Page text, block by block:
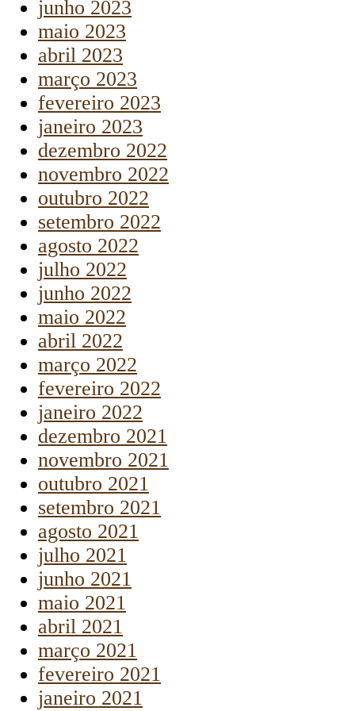
junho 2023
maio 2023
abril 2023
março 2023
fevereiro 2023
janeiro 2023
dezembro 2022
novembro 2022
outubro 2022
setembro 2022
agosto 2022
julho 2022
junho 2022
maio 2022
abril 2022
março 2022
fevereiro 2022
janeiro 2022
dezembro 2021
novembro 2021
outubro 2021
setembro 2021
agosto 2021
julho 2021
junho 2021
maio 2021
abril 2021
março 2021
fevereiro 2021
janeiro 2021